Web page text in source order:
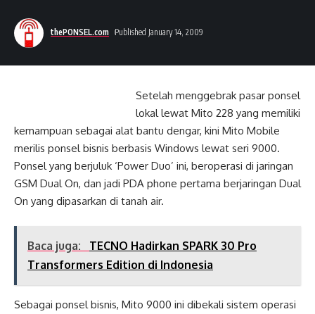
thePONSEL.com Published January 14, 2009
Setelah menggebrak pasar ponsel
lokal lewat Mito 228 yang memiliki
kemampuan sebagai alat bantu dengar, kini Mito Mobile
merilis ponsel bisnis berbasis Windows lewat seri 9000.
Ponsel yang berjuluk ‘Power Duo’ ini, beroperasi di jaringan
GSM Dual On, dan jadi PDA phone pertama berjaringan Dual
On yang dipasarkan di tanah air.
Baca juga:
TECNO Hadirkan SPARK 30 Pro
Transformers Edition di Indonesia
Sebagai ponsel bisnis, Mito 9000 ini dibekali sistem operasi